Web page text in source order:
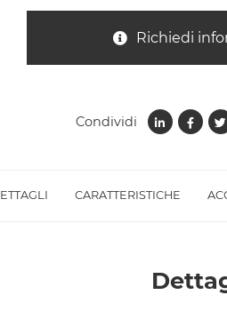
CARATTERISTICHE
Richiedi
Condividi
l'informativa sulla